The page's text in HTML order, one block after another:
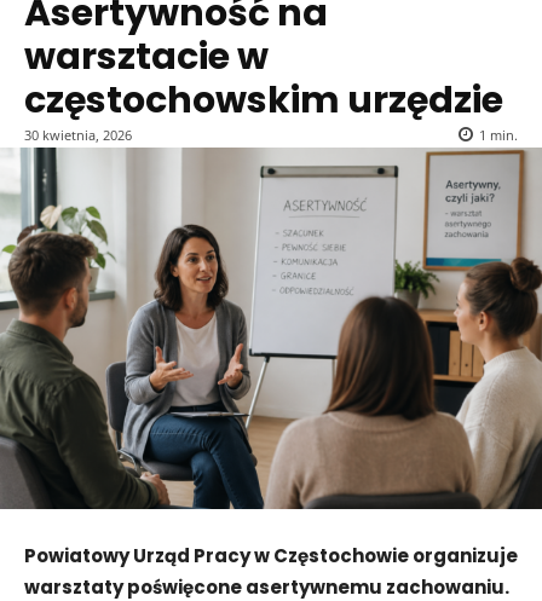
Asertywność na
warsztacie w
częstochowskim urzędzie
30 kwietnia, 2026 1 min.
Powiatowy Urząd Pracy w Częstochowie organizuje
warsztaty poświęcone asertywnemu zachowaniu.